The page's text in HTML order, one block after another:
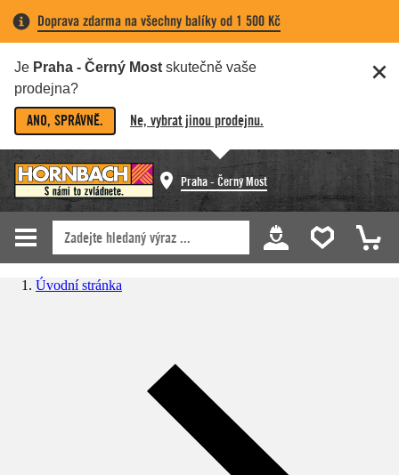
Doprava zdarma na všechny balíky od 1 500 Kč
Je Praha - Černý Most skutečně vaše
prodejna?
ANO, SPRÁVNĚ. Ne, vybrat jinou prodejnu.
Praha - Černý Most
Úvodní stránka